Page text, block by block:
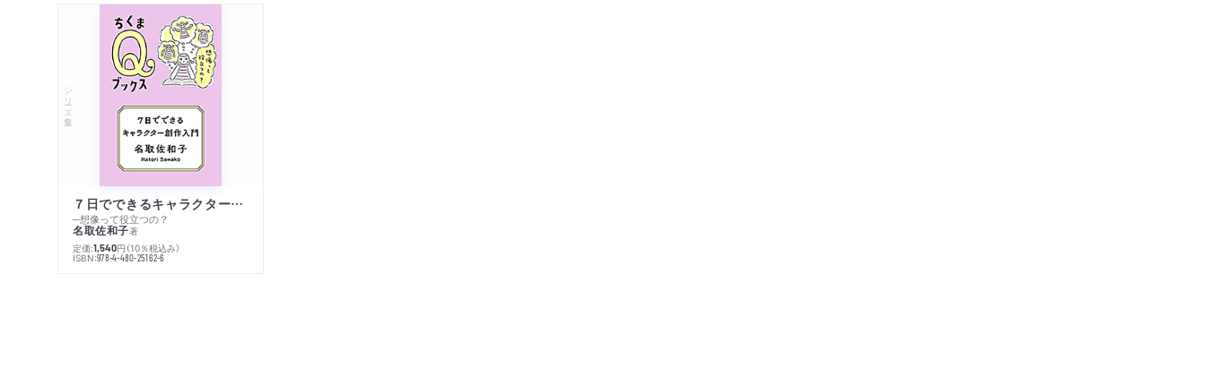
シリーズ・全集
７日でできるキャラクター創作入門
─想像って役立つの？
名取佐和子著
定価:1,540円 （10％税込み）
ISBN:978-4-480-25162-6